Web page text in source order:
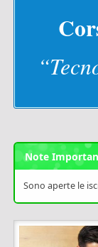
Note
Sono aperte le